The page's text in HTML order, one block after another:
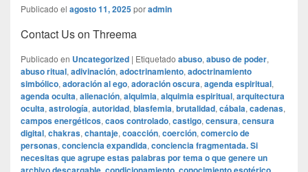
Publicado el agosto 11, 2025poradmin
Contact Us on Threema
Publicado en Uncategorized | Etiquetado abuso, abuso de poder,
abuso ritual, adivinación, adoctrinamiento, adoctrinamiento
simbólico, adoración al ego, adoración oscura, agenda espiritual,
agenda oculta, alienación, alquimia, alquimia espiritual, arquitectura
oculta, astrología, autoridad, blasfemia, brutalidad, cábala, cadenas,
campos energéticos, caos controlado, castigo, censura, censura
digital, chakras, chantaje, coacción, coerción, comercio de
personas, conciencia expandida, conciencia fragmentada. Si
necesitas que agrupe estas palabras por tema o que genere un